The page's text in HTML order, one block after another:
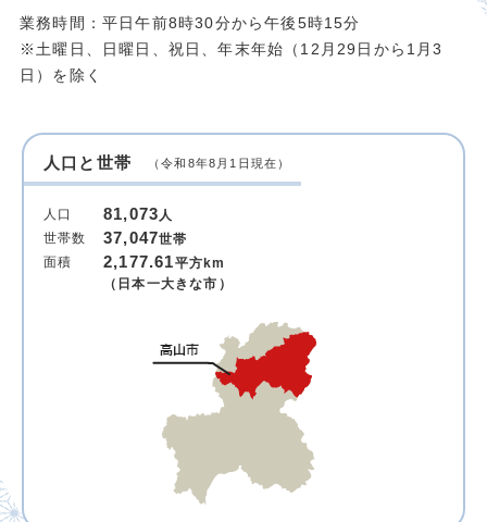
業務時間：平日午前8時30分から午後5時15分
※土曜日、日曜日、祝日、年末年始（12月29日から1月3
日）を除く
人口と世帯 （令和8年8月1日現在）
人口 81,073人
世帯数
37,047世帯
面積
2,177.61平方km
（日本一大きな市）